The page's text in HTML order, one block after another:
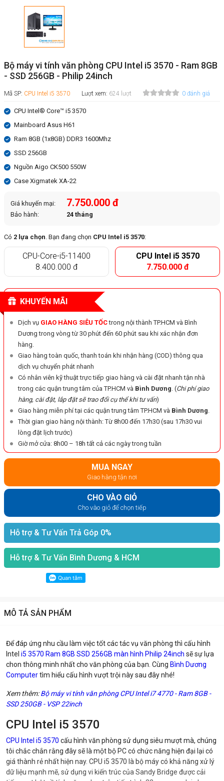
Bộ máy vi tính văn phòng CPU Intel i5 3570 - Ram 8GB
- SSD 256GB - Philip 24inch
Mã SP: CPU Intel i5 3570 Lượt xem: 624 lượt 0 đánh giá
CPU Intel® Core™ i5 3570
Mainboard Asus H61
Ram 8GB (1x8GB) DDR3 1600Mhz
SSD 256GB
Nguồn Aigo CK500 550W
Case Xigmatek XA-22
Giá khuyến mại: 7.750.000 đ
Bảo hành: 24 tháng
Có 2 lựa chọn. Bạn đang chọn CPU Intel i5 3570:
CPU-Core-i5-11400
8.400.000 đ
CPU Intel i5 3570
7.750.000 đ
KHUYẾN MÃI
Dịch vụ GIAO HÀNG SIÊU TỐCtrong nội thành TP.HCM và Bình
Dương trong vòng từ 30 phút đến 60 phút sau khi xác nhận đơn
hàng.
Giao hàng toàn quốc, thanh toán khi nhận hàng (COD) thông qua
dịch vụ chuyển phát nhanh
Có nhân viên kỹ thuật trực tiếp giao hàng và cài đặt nhanh tận nhà
trong các quận trung tâm của TP.HCM và Bình Dương. (Chi phí giao
hàng, cài đặt, lắp đặt sẽ trao đổi cụ thể khi tư vấn)
Giao hàng miễn phí tại các quận trung tâm TP.HCM và Bình Dương.
Thời gian giao hàng nội thành: Từ 8h00 đến 17h30 (sau 17h30 vui
lòng đặt lịch trước)
Giờ mở cửa: 8h00 – 18h tất cả các ngày trong tuần
MUA NGAY
Giao hàng tận nơi
CHO VÀO GIỎ
Cho vào giỏ để chọn tiếp
Hỗ trợ & Tư Vấn Trả Góp 0%
Hỗ trợ & Tư Vấn Bình Dương & HCM
MÔ TẢ SẢN PHẨM
Để đáp ứng nhu cầu làm việc tốt các tác vụ văn phòng thì cấu hình
Intel i5 3570 Ram 8GB SSD 256GB màn hình Philip 24inch sẽ sự lựa
chon thông minh nhất cho văn phòng của bạn. Cùng Bình Dương
Computertìm hiểu cấu hình vượt trội này sau đây nhé!
Xem thêm:Bộ máy vi tính văn phòng CPU Intel i7 4770 - Ram 8GB -
SSD 250GB - VSP 22inch
CPU Intel i5 3570
CPU Intel i5 3570 cấu hình văn phòng sử dụng siêu mượt mà, chúng
tôi chắc chắn rằng đây sẽ là một bộ PC có chức năng hiện đại lại có
giá thành rẻ nhất hiện nay. CPU i5 3570 là bộ máy có khả năng xử lý
dữ liệu mạnh mẽ, sử dụng vi kiến trúc của Sandy Bridge được cải